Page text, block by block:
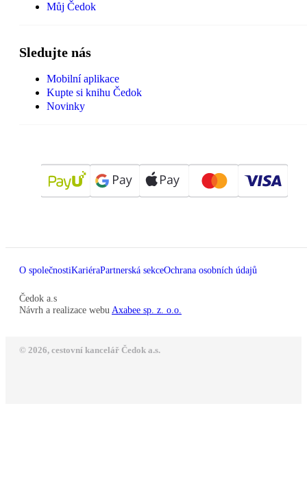
Můj Čedok
Sledujte nás
Mobilní aplikace
Kupte si knihu Čedok
Novinky
O společnostiKariéraPartnerská sekceOchrana osobních údajů
Čedok a.s
Návrh a realizace webu Axabee sp. z. o.o.
© 2026, cestovní kancelář Čedok a.s.